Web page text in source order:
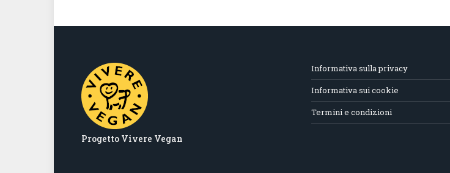
Progetto Vivere Vegan
Informativa sulla privacy
Informativa sui cookie
Termini e condizioni